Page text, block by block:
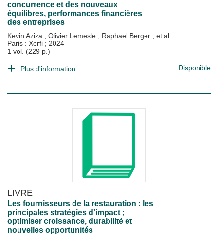
concurrence et des nouveaux
équilibres, performances financières
des entreprises
Kevin Aziza ; Olivier Lemesle ; Raphael Berger ; et al.
Paris : Xerfi ; 2024
1 vol. (229 p.)
Plus d'information... Disponible
LIVRE
Les fournisseurs de la restauration : les
principales stratégies d'impact ;
optimiser croissance, durabilité et
nouvelles opportunités